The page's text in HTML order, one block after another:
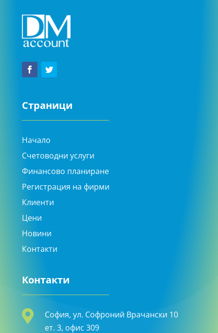
Страници
Начало
Счетоводни услуги
Финансово планиране
Регистрация на фирми
Клиенти
Цени
Новини
Контакти
Контакти

София, ул. Софроний Врачански 10
ет. 3, офис 309